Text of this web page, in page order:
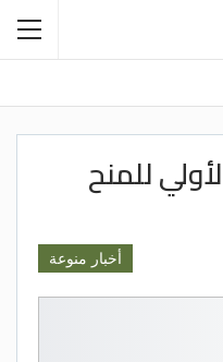
للمنح
أخبار منوعة